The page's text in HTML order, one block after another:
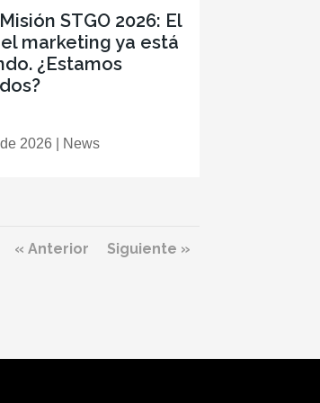
STGO 2026: El
marketing ya está
¿Estamos
2026 News
« Anterior Siguiente »